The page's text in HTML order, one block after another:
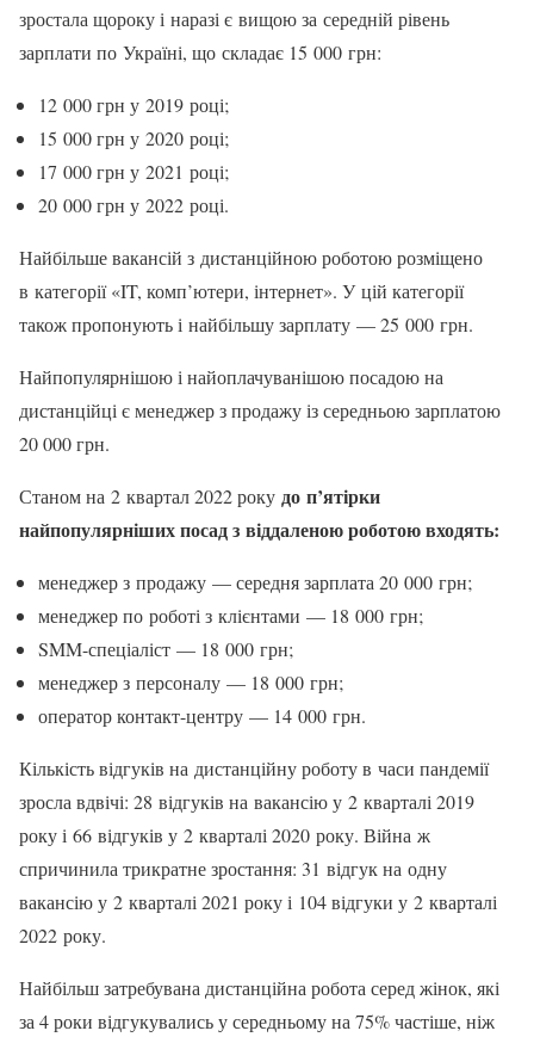
зростала щороку і наразі є вищою за середній рівень
зарплати по Україні, що складає 15 000 грн:
12 000 грн у 2019 році;
15 000 грн у 2020 році;
17 000 грн у 2021 році;
20 000 грн у 2022 році.
Найбільше вакансій з дистанційною роботою розміщено
в категорії «IT, комп’ютери, інтернет». У цій категорії
також пропонують і найбільшу зарплату — 25 000 грн.
Найпопулярнішою і найоплачуванішою посадою на
дистанційці є менеджер з продажу із середньою зарплатою
20 000 грн.
Станом на 2 квартал 2022 року до п’ятірки
найпопулярніших посад з віддаленою роботою входять:
менеджер з продажу — середня зарплата 20 000 грн;
менеджер по роботі з клієнтами — 18 000 грн;
SMM-спеціаліст — 18 000 грн;
менеджер з персоналу — 18 000 грн;
оператор контакт-центру — 14 000 грн.
Кількість відгуків на дистанційну роботу в часи пандемії
зросла вдвічі: 28 відгуків на вакансію у 2 кварталі 2019
року і 66 відгуків у 2 кварталі 2020 року. Війна ж
спричинила трикратне зростання: 31 відгук на одну
вакансію у 2 кварталі 2021 року і 104 відгуки у 2 кварталі
2022 року.
Найбільш затребувана дистанційна робота серед жінок, які
за 4 роки відгукувались у середньому на 75% частіше, ніж